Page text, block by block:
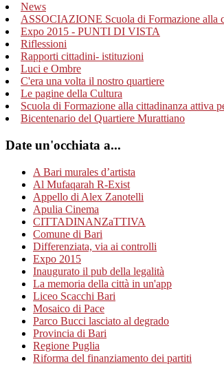
News
ASSOCIAZIONE Scuola di Formazione alla
Expo 2015 - PUNTI DI VISTA
Riflessioni
Rapporti cittadini- istituzioni
Luci e Ombre
C'era una volta il nostro quartiere
Le pagine della Cultura
Scuola di Formazione alla cittadinanza attiva
Bicentenario del Quartiere Murattiano
Date un'occhiata a...
A Bari murales d’artista
Al Mufaqarah R-Exist
Appello di Alex Zanotelli
Apulia Cinema
CITTADINANZaTTIVA
Comune di Bari
Differenziata, via ai controlli
Expo 2015
Inaugurato il pub della legalità
La memoria della città in un'app
Liceo Scacchi Bari
Mosaico di Pace
Parco Bucci lasciato al degrado
Provincia di Bari
Regione Puglia
Riforma del finanziamento dei partiti